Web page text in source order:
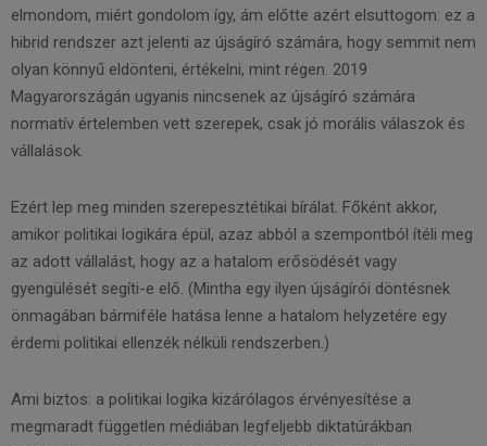
elmondom, miért gondolom így, ám előtte azért elsuttogom: ez a
hibrid rendszer azt jelenti az újságíró számára, hogy semmit nem
olyan könnyű eldönteni, értékelni, mint régen. 2019
Magyarországán ugyanis nincsenek az újságíró számára
normatív értelemben vett szerepek, csak jó morális válaszok és
vállalások.
Ezért lep meg minden szerepesztétikai bírálat. Főként akkor,
amikor politikai logikára épül, azaz abból a szempontból ítéli meg
az adott vállalást, hogy az a hatalom erősödését vagy
gyengülését segíti-e elő. (Mintha egy ilyen újságírói döntésnek
önmagában bármiféle hatása lenne a hatalom helyzetére egy
érdemi politikai ellenzék nélküli rendszerben.)
Ami biztos: a politikai logika kizárólagos érvényesítése a
megmaradt független médiában legfeljebb diktatúrákban